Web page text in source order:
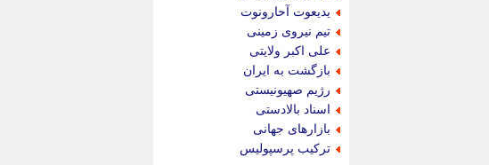
یدیعوت آحارونوت
تیم نیروی زمینی
علی اکبر ولایتی
بازگشت به ایران
رژیم صهیونیستی
اسناد بالادستی
بازارهای جهانی
ترکیب پرسپولیس